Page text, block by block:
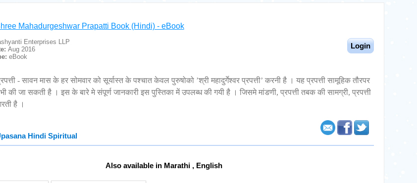
Mahadurgeshwar Prapatti Book (Hindi) - eBook
Enterprises LLP
Aug 2016
eBook
- सावन मास के हर सोमवार को सूर्यास्त के पश्चात केवल पुरुषोको ’श्री महादुर्गेश्वर प्रपत्ती’ करनी है । यह प्रपत्ती सामूहिक तौरपर
जा सकती है । इस के बारे मे संपूर्ण जानकारी इस पुस्तिका में उपलब्ध की गयी है । जिसमे मांडणी, प्रपत्ती तबक की सामग्री, प्रपत्ती
है ।
HindiSpiritual
Also available in Marathi , English